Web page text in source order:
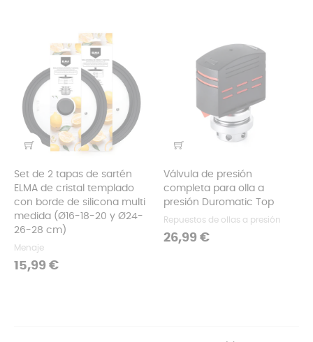
Set de 2 tapas de sartén
ELMA de cristal templado
con borde de silicona multi
medida (Ø16-18-20 y Ø24-
26-28 cm)
Menaje
Precio
15,99 €
Válvula de presión
completa para olla a
presión Duromatic Top
Repuestos de ollas a presión
Precio
26,99 €